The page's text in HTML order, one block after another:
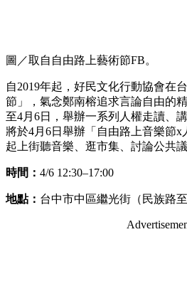
圖／取自自由路上藝術節FB。
自2019年起，好民文化行動協會在
節」，氣念鄭南榕追求言論自由的
至4月6日，舉辦一系列人權走讀、
將於4月6日舉辦「自由路上音樂節
起上街聽音樂、逛市集、討論公共議
時間： 4/6 12:30–17:00
地點： 台中市中區繼光街（民族路至